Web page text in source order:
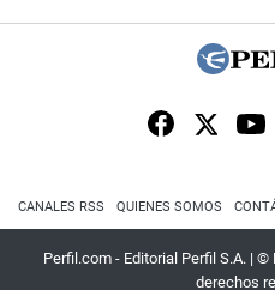
CANALES RSS QUIENES SOMOS
Perfil.com - Editorial Perfil S.A. | ©
derechos